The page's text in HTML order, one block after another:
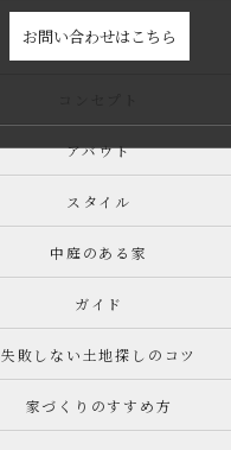
お問い合わせはこちら
アバウト
スタイル
中庭のある家
ガイド
失敗しない土地探しのコツ
家づくりのすすめ方